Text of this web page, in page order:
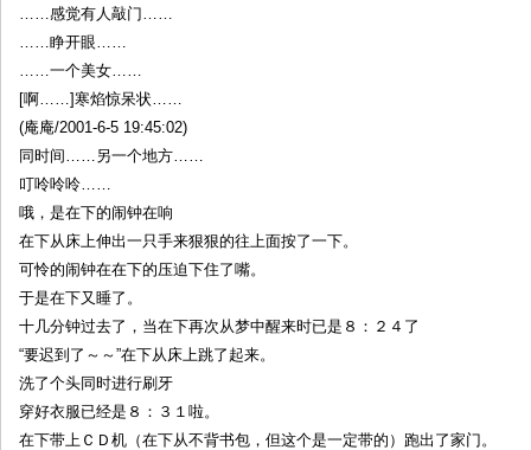
……感觉有人敲门……
……睁开眼……
……一个美女……
[啊……]寒焰惊呆状……
(庵庵/2001-6-5 19:45:02)
同时间……另一个地方……
叮呤呤呤……
哦，是在下的闹钟在响
在下从床上伸出一只手来狠狠的往上面按了一下。
可怜的闹钟在在下的压迫下住了嘴。
于是在下又睡了。
十几分钟过去了，当在下再次从梦中醒来时已是８：２４了
“要迟到了～～”在下从床上跳了起来。
洗了个头同时进行刷牙
穿好衣服已经是８：３１啦。
在下带上ＣＤ机（在下从不背书包，但这个是一定带的）跑出了家门。